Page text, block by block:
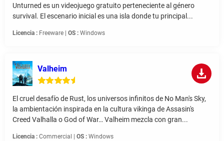
Unturned es un videojuego gratuito perteneciente al género
survival. El escenario inicial es una isla donde tu principal...
Licencia : Freeware | OS : Windows
Valheim
El cruel desafío de Rust, los universos infinitos de No Man's Sky,
la ambientación inspirada en la cultura vikinga de Assasin's
Creed Valhalla o God of War… Valheim mezcla con gran...
Licencia : Commercial | OS : Windows